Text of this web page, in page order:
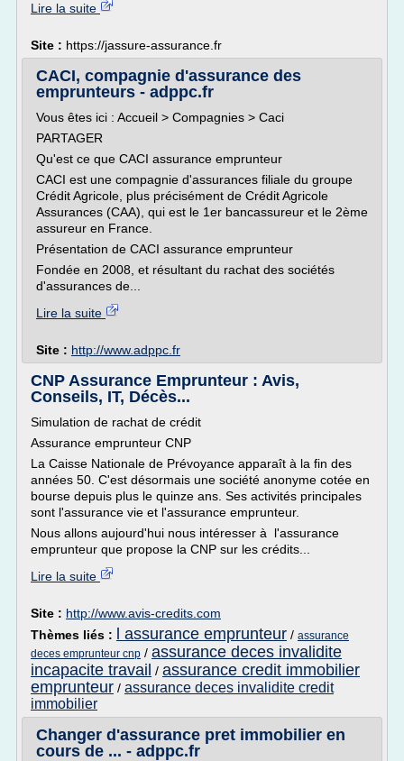
Lire la suite
Site : https://jassure-assurance.fr
CACI, compagnie d'assurance des
emprunteurs - adppc.fr
Vous êtes ici : Accueil > Compagnies > Caci
PARTAGER
Qu'est ce que CACI assurance emprunteur
CACI est une compagnie d'assurances filiale du groupe
Crédit Agricole, plus précisément de Crédit Agricole
Assurances (CAA), qui est le 1er bancassureur et le 2ème
assureur en France.
Présentation de CACI assurance emprunteur
Fondée en 2008, et résultant du rachat des sociétés
d'assurances de...
Lire la suite
Site : http://www.adppc.fr
CNP Assurance Emprunteur : Avis,
Conseils, IT, Décès...
Simulation de rachat de crédit
Assurance emprunteur CNP
La Caisse Nationale de Prévoyance apparaît à la fin des
années 50. C'est désormais une société anonyme cotée en
bourse depuis plus le quinze ans. Ses activités principales
sont l'assurance vie et l'assurance emprunteur.
Nous allons aujourd'hui nous intéresser à l'assurance
emprunteur que propose la CNP sur les crédits...
Lire la suite
Site : http://www.avis-credits.com
Thèmes liés :
l assurance emprunteur / assurance
deces emprunteur cnp / assurance deces invalidite
incapacite travail / assurance credit immobilier
emprunteur / assurance deces invalidite credit
immobilier
Changer d'assurance pret immobilier en
cours de ... - adppc.fr